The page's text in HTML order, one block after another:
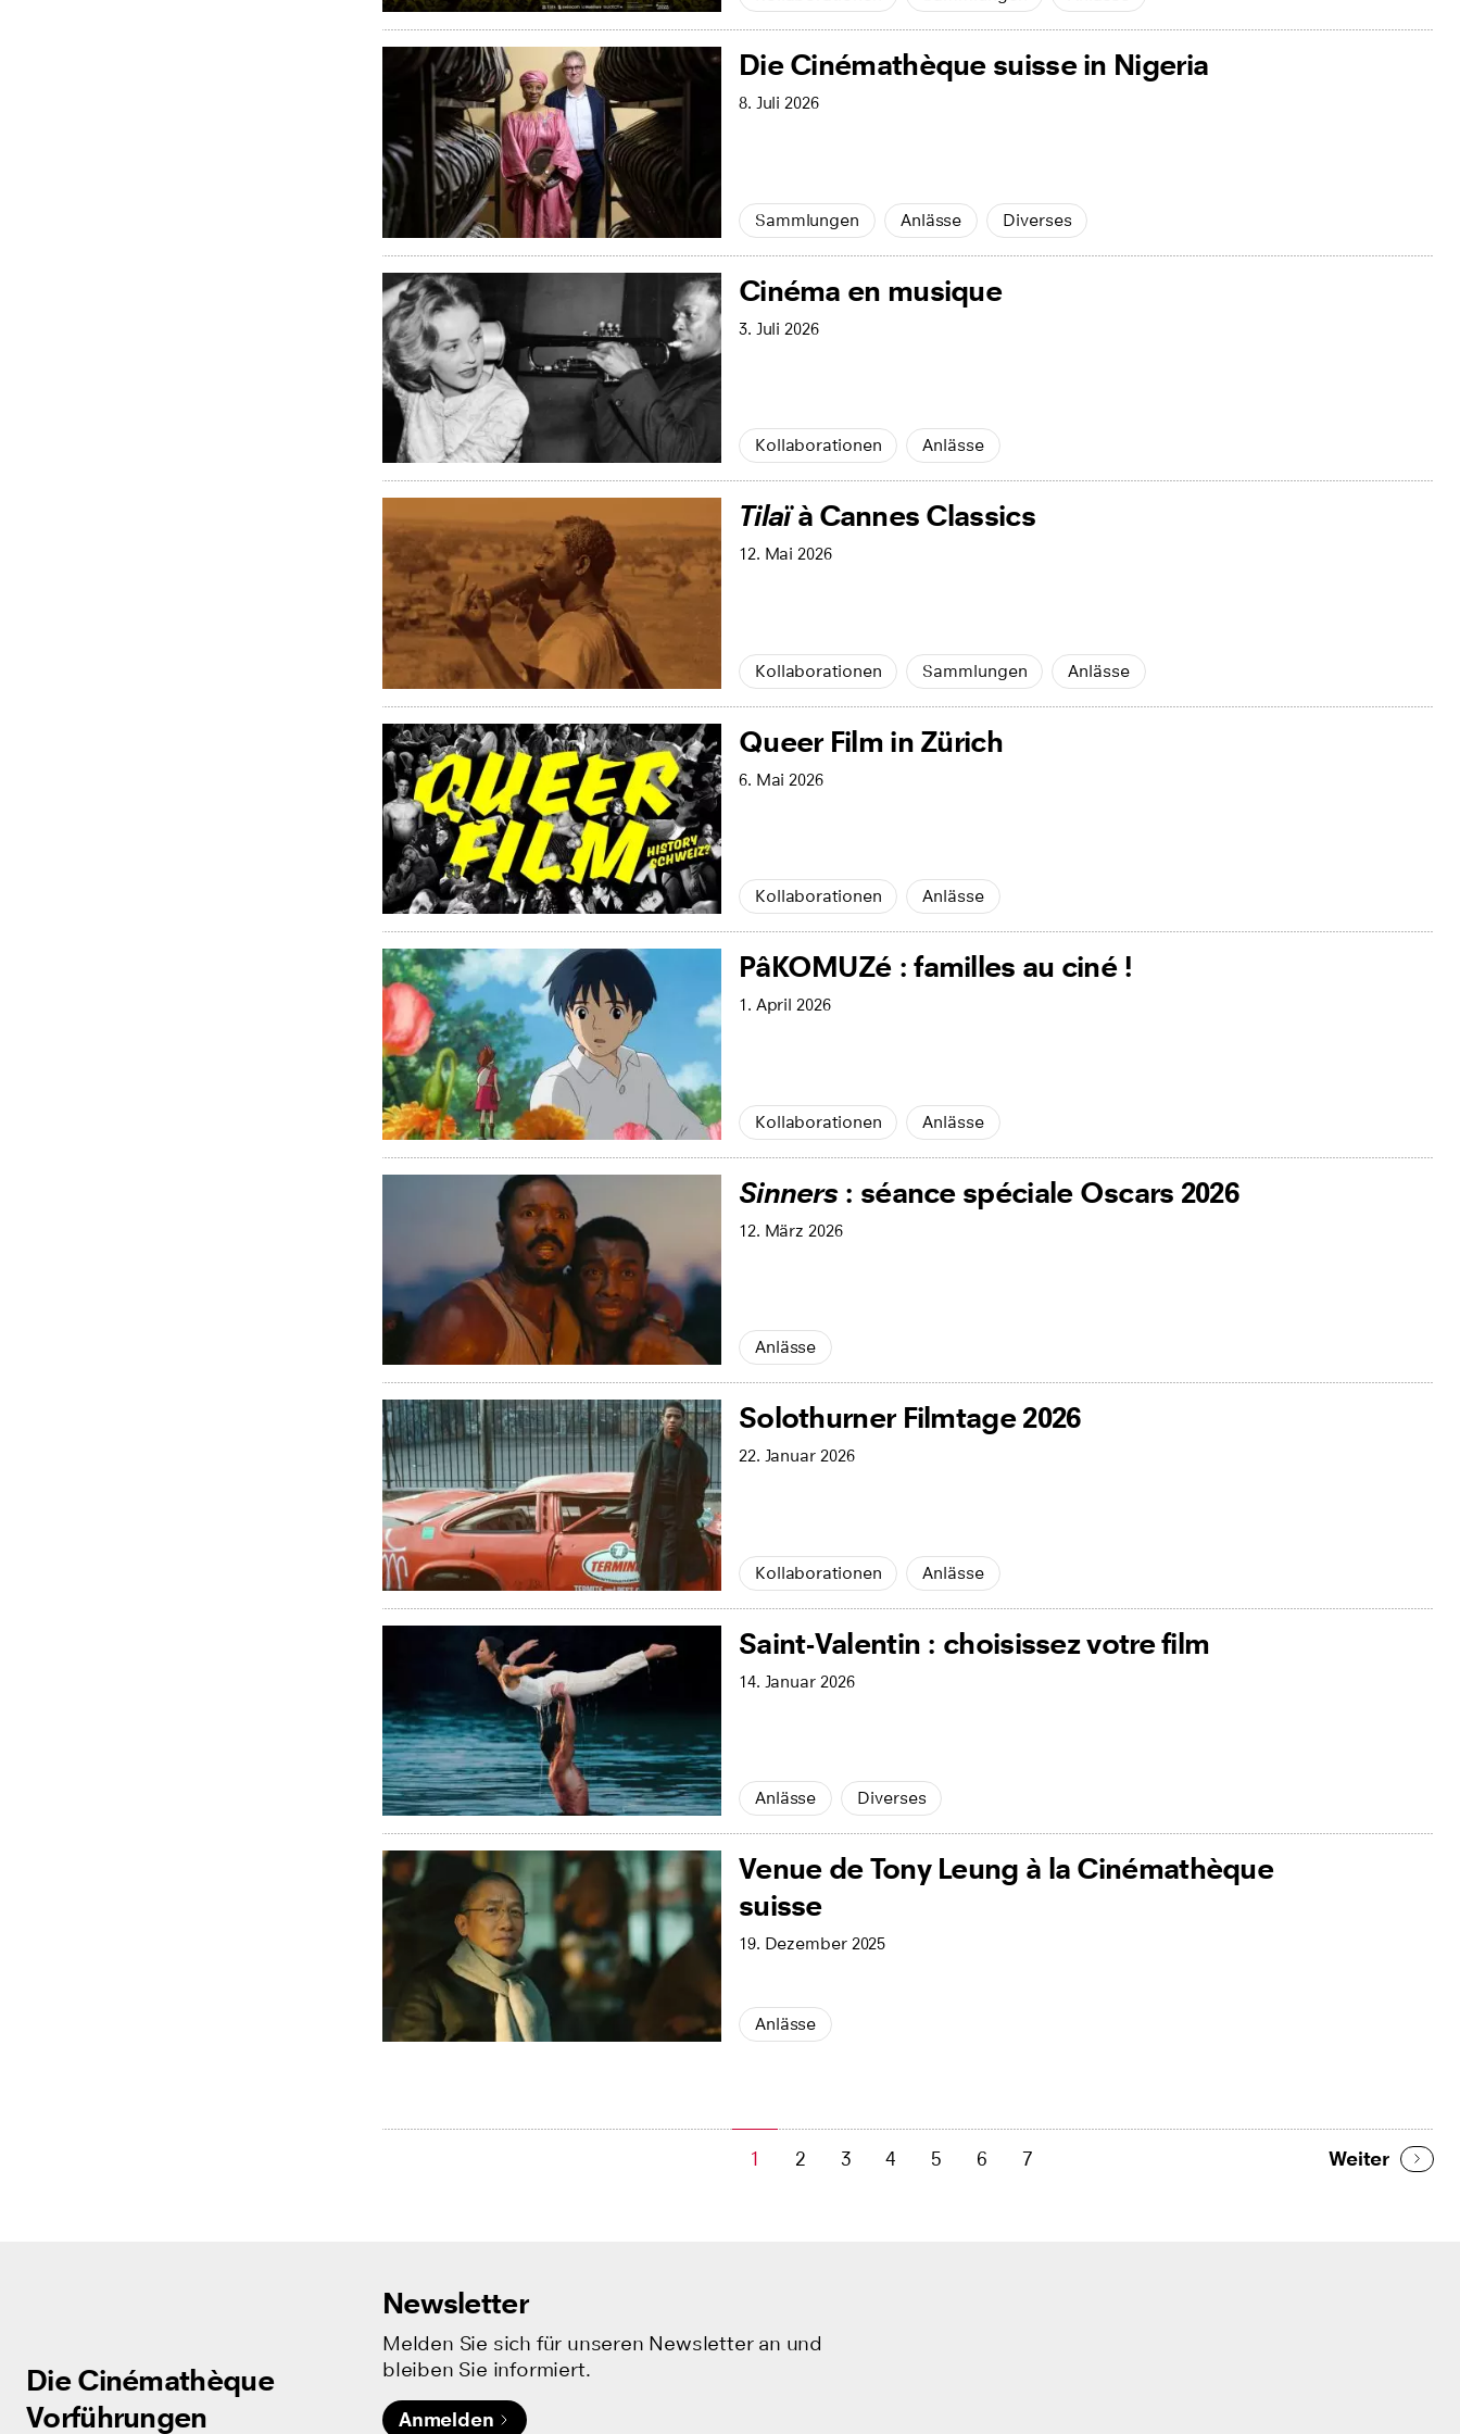
Die Cinémathèque
Vorführungen
Die Cinémathèque
Vorführungen
Die Cinémathèque suisse in Nigeria
8. Juli 2026
Sammlungen Anlässe Diverses
Cinéma en musique
3. Juli 2026
Kollaborationen Anlässe
Tilaïà Cannes Classics
12. Mai 2026
Kollaborationen Sammlungen Anlässe
Queer Film in Zürich
6. Mai 2026
Kollaborationen Anlässe
PâKOMUZé : familles au ciné !
1. April 2026
Kollaborationen Anlässe
Sinners: séance spéciale Oscars 2026
12. März 2026
Anlässe
Solothurner Filmtage 2026
22. Januar 2026
Kollaborationen Anlässe
Saint-Valentin : choisissez votre film
14. Januar 2026
Anlässe Diverses
Venue de Tony Leung à la Cinémathèque
suisse
19. Dezember 2025
Anlässe
1 2 3 4 5 6 7 Weiter
Newsletter
Melden Sie sich für unseren Newsletter an und
bleiben Sie informiert.
Anmelden